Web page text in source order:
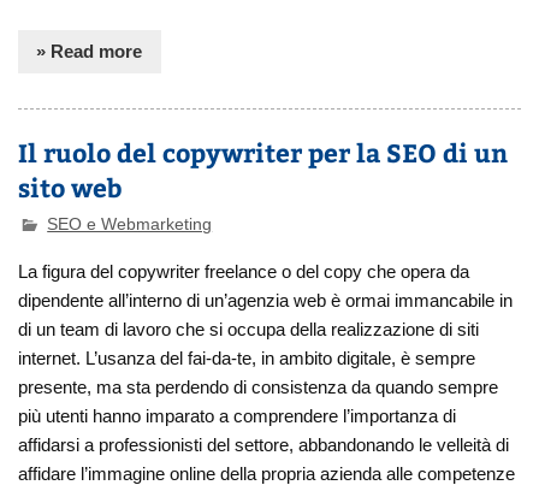
» Read more
Il ruolo del copywriter per la SEO di un
sito web
SEO e Webmarketing
La figura del copywriter freelance o del copy che opera da
dipendente all’interno di un’agenzia web è ormai immancabile in
di un team di lavoro che si occupa della realizzazione di siti
internet. L’usanza del fai-da-te, in ambito digitale, è sempre
presente, ma sta perdendo di consistenza da quando sempre
più utenti hanno imparato a comprendere l’importanza di
affidarsi a professionisti del settore, abbandonando le velleità di
affidare l’immagine online della propria azienda alle competenze